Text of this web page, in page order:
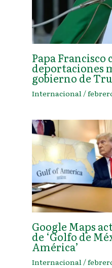
Papa Francisco
deportaciones
gobierno de
Internacional/
Google Maps
de ‘Golfo de
América’
Internacional/